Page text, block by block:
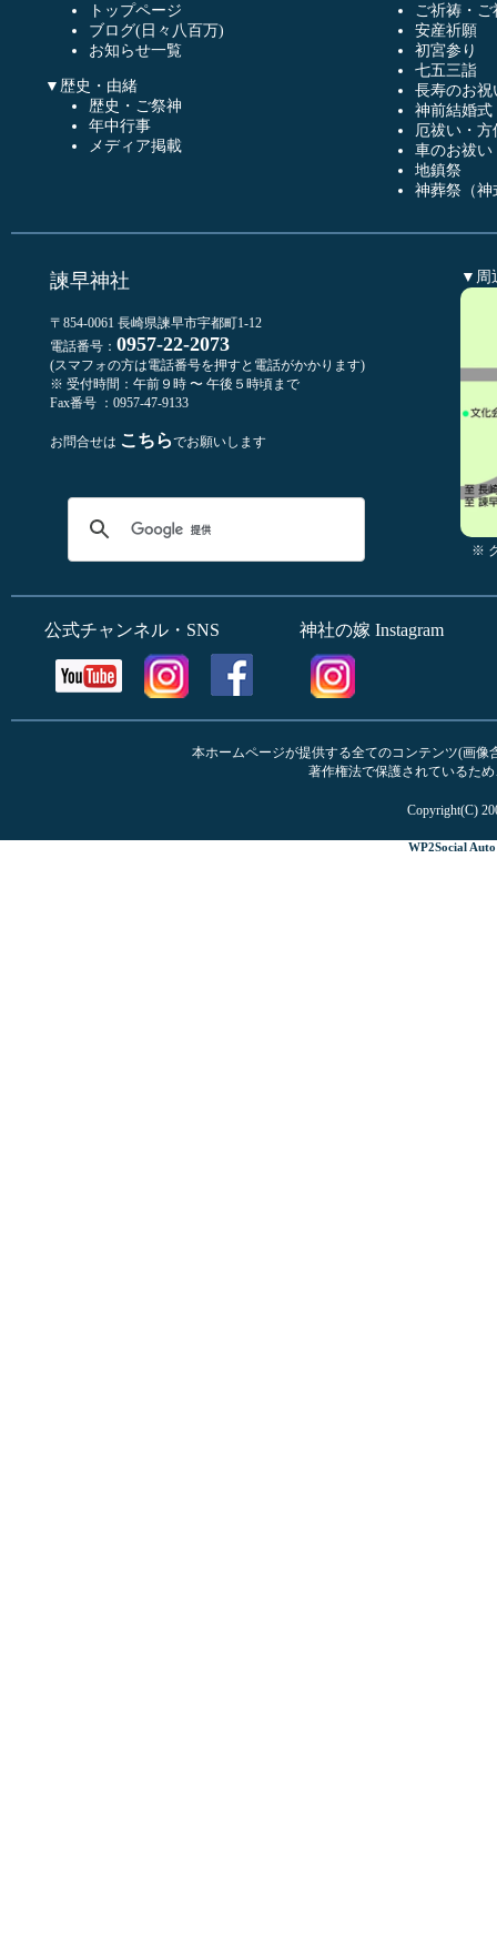
トップページ
ブログ(日々八百万)
お知らせ一覧
▼歴史・由緒
歴史・ご祭神
年中行事
メディア掲載
ご祈祷・
安産祈願
初宮参り
七五三詣
長寿のお祝
神前結婚式
厄祓い・方
車のお祓い
地鎮祭
神葬祭（神
諫早神社
〒854-0061 長崎県諫早市宇都町1-12
電話番号： 0957-22-2073
(スマフォの方は電話番号を押すと電話がかかります)
※ 受付時間：午前９時 〜 午後５時頃まで
Fax番号 ：0957-47-9133
お問合せは こちらでお願いします
▼周
※
公式チャンネル・SNS 神社の嫁 Instagram
本ホームページが提供する全てのコンテンツ(画
著作権法で保護されているた
Copyright(C)
WP2Social